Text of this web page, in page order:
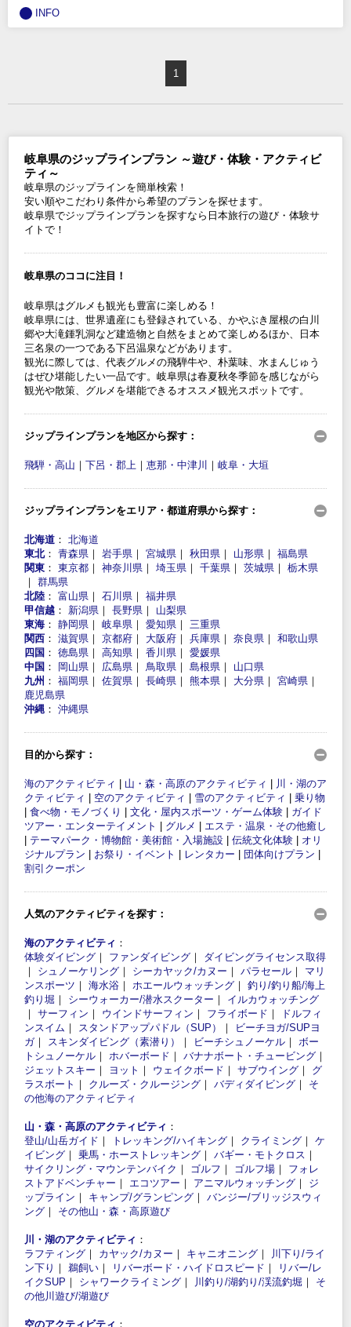
INFO
1
岐阜県のジップラインプラン ～遊び・体験・アクティビ
ティ～
岐阜県のジップラインを簡単検索！
安い順やこだわり条件から希望のプランを探せます。
岐阜県でジップラインプランを探すなら日本旅行の遊び・体験サ
イトで！
岐阜県のココに注目！
岐阜県はグルメも観光も豊富に楽しめる！
岐阜県には、世界遺産にも登録されている、かやぶき屋根の白川
郷や大滝鍾乳洞など建造物と自然をまとめて楽しめるほか、日本
三名泉の一つである下呂温泉などがあります。
観光に際しては、代表グルメの飛騨牛や、朴葉味、水まんじゅう
はぜひ堪能したい一品です。岐阜県は春夏秋冬季節を感じながら
観光や散策、グルメを堪能できるオススメ観光スポットです。
ジップラインプランを地区から探す：
飛騨・高山 ｜ 下呂・郡上 ｜ 恵那・中津川 ｜ 岐阜・大垣
ジップラインプランをエリア・都道府県から探す：
北海道 ： 北海道
東北： 青森県 ｜ 岩手県 ｜ 宮城県 ｜ 秋田県 ｜ 山形県 ｜ 福島県
関東 ： 東京都 ｜ 神奈川県 ｜ 埼玉県 ｜ 千葉県 ｜ 茨城県 ｜ 栃木県
｜ 群馬県
北陸 ： 富山県 ｜ 石川県 ｜ 福井県
甲信越 ： 新潟県 ｜ 長野県 ｜ 山梨県
東海 ： 静岡県 ｜ 岐阜県 ｜ 愛知県 ｜ 三重県
関西 ： 滋賀県 ｜ 京都府 ｜ 大阪府 ｜ 兵庫県 ｜ 奈良県 ｜ 和歌山県
四国 ： 徳島県 ｜ 高知県 ｜ 香川県 ｜ 愛媛県
中国 ： 岡山県 ｜ 広島県 ｜ 鳥取県 ｜ 島根県 ｜ 山口県
九州 ： 福岡県 ｜ 佐賀県 ｜ 長崎県 ｜ 熊本県 ｜ 大分県 ｜ 宮崎県 ｜
鹿児島県
沖縄 ： 沖縄県
目的から探す：
海のアクティビティ 山・森・高原のアクティビティ
川・湖のア
クティビティ
空のアクティビティ 雪のアクティビティ
乗り物
食べ物・モノづくり 文化・屋内スポーツ・ゲーム体験
ガイド
ツアー・エンターテイメント
グルメ
エステ・温泉・その他癒し
テーマパーク・博物館・美術館・入場施設 伝統文化体験
オリ
ジナルプラン
お祭り・イベント レンタカー 団体向けプラン
割引クーポン
人気のアクティビティを探す：
海のアクティビティ ：
体験ダイビング ｜ ファンダイビング ｜ ダイビングライセンス取得
｜ シュノーケリング ｜ シーカヤック/カヌー ｜ パラセール ｜ マリ
ンスポーツ ｜ 海水浴 ｜ ホエールウォッチング ｜ 釣り/釣り船/海上
釣り堀 ｜ シーウォーカー/潜水スクーター ｜ イルカウォッチング
｜ サーフィン ｜ ウインドサーフィン ｜ フライボード ｜
ドルフィ
ンスイム ｜ スタンドアップパドル（SUP） ｜
ビーチヨガ/SUPヨ
ガ｜ スキンダイビング（素潜り） ｜ ビーチシュノーケル ｜ ボー
トシュノーケル ｜ ホバーボード ｜ バナナボート・チュービング ｜
ジェットスキー ｜ ヨット ｜ ウェイクボード ｜ サブウイング ｜ グ
ラスボート ｜ クルーズ・クルージング ｜ バディダイビング ｜ そ
の他海のアクティビティ
山・森・高原のアクティビティ ：
登山/山岳ガイド ｜ トレッキング/ハイキング ｜ クライミング ｜ ケ
イビング ｜ 乗馬・ホーストレッキング ｜ バギー・モトクロス ｜
サイクリング・マウンテンバイク ｜ ゴルフ ｜ ゴルフ場 ｜ フォレ
ストアドベンチャー ｜ エコツアー ｜ アニマルウォッチング ｜ ジ
ップライン ｜ キャンプ/グランピング ｜ バンジー/ブリッジスウィ
ング ｜ その他山・森・高原遊び
川・湖のアクティビティ ：
ラフティング ｜ カヤック/カヌー ｜ キャニオニング ｜
川下り/ライ
ン下り ｜ 鵜飼い ｜ リバーボード・ハイドロスピード ｜
リバー/レ
イクSUP ｜ シャワークライミング ｜ 川釣り/湖釣り/渓流釣堀 ｜ そ
の他川遊び/湖遊び
空のアクティビティ ：